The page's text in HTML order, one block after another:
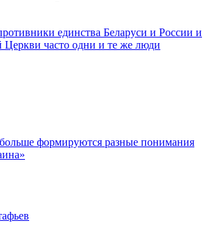
единства Беларуси и России и
Церкви часто одни и те же люди
формируются разные понимания